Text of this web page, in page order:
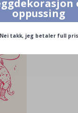
oppussing
Nei takk, jeg betaler full pris